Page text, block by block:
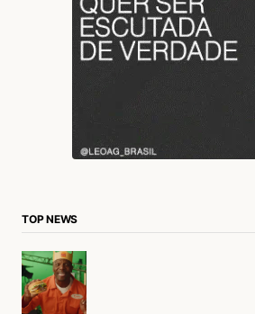
TOP NEWS